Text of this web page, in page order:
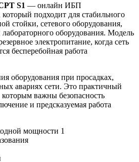
S1 — онлайн ИБП
подходит для стабильного
стойки, сетевого оборудования,
оборудования. Модель
электропитание, когда сеть
бесперебойная работа
оборудования при просадках,
авариях сети. Это практичный
важны безопасность
и предсказуемая работа
мощности 1